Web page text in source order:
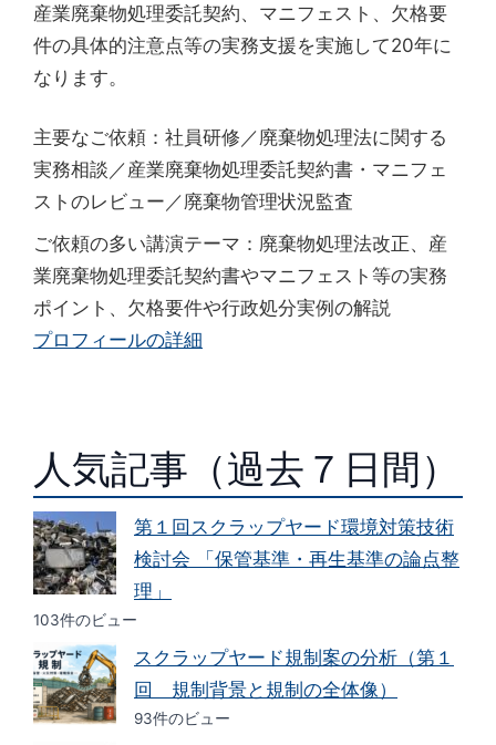
産業廃棄物処理委託契約、マニフェスト、欠格要
件の具体的注意点等の実務支援を実施して20年に
なります。
主要なご依頼：社員研修／廃棄物処理法に関する
実務相談／産業廃棄物処理委託契約書・マニフェ
ストのレビュー／廃棄物管理状況監査
ご依頼の多い講演テーマ：廃棄物処理法改正、産
業廃棄物処理委託契約書やマニフェスト等の実務
ポイント、欠格要件や行政処分実例の解説
プロフィールの詳細
人気記事（過去７日間）
第１回スクラップヤード環境対策技術
検討会 「保管基準・再生基準の論点整
理」
103件のビュー
スクラップヤード規制案の分析（第１
回 規制背景と規制の全体像）
93件のビュー